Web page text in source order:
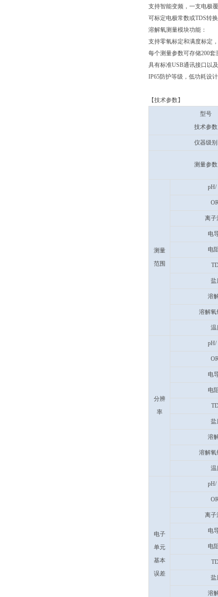
支持智能变频，一支电极
可标定电极常数或TDS转
溶解氧测量模块功能：
支持零氧标定和满度标定
每个测量参数可存储200
具有标准USB通讯接口以
IP65防护等级，低功耗设
【技术参数】
型号
技术参数
仪器级别
测量参数
测量
范围
pH/
离子
电
电
盐
溶
溶解氧
温
分辨
率
pH/
电
电
盐
溶
溶解氧
温
电子
单元
基本
误差
pH/
离子
电
电
盐
溶